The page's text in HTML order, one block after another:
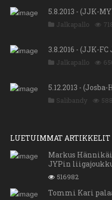
5.8.2013 - (JJK-
Jalkapallo
3.8.2016 - (JJK-FC
Jalkapallo
5.12.2013 -
Salibandy
LUETUIMMAT ARTIKKELIT
Markus
JYPin
516982
Tommi Kari